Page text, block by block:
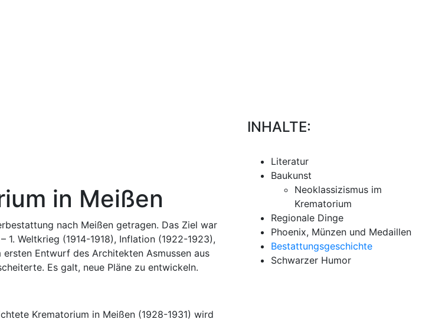
in Meißen
nach Meißen getragen. Das Ziel war
Weltkrieg (1914-1918), Inflation (1922-1923),
Entwurf des Architekten Asmussen aus
Es galt, neue Pläne zu entwickeln.
Krematorium in Meißen (1928-1931) wird
INHALTE:
Literatur
Baukunst
Neoklassizismus im
Krematorium
Regionale Dinge
Phoenix, Münzen und Medaillen
Bestattungsgeschichte
Schwarzer Humor